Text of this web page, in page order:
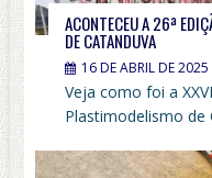
ACONTECEU A 26ª
DE CATANDUVA
16 DE ABRIL DE 2025
Veja como foi a
Plastimodelismo de